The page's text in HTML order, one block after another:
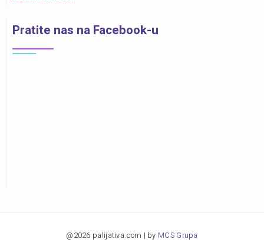
Pratite nas na Facebook-u
@2026 palijativa.com | by MCS Grupa